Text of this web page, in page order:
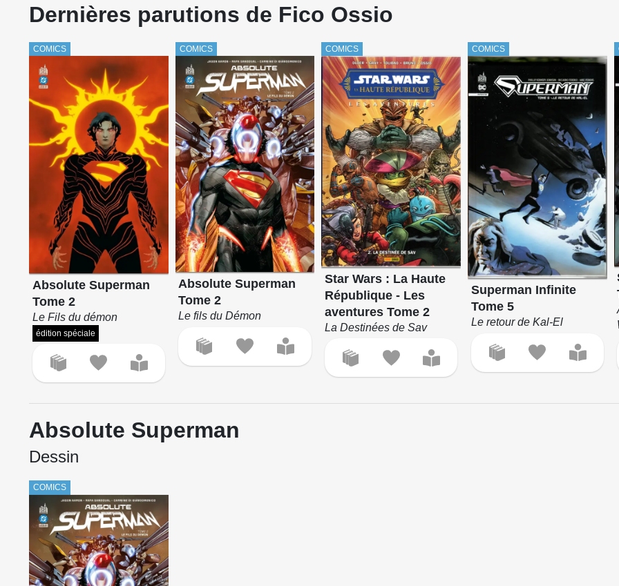
Dernières parutions de Fico Ossio
COMICS
Absolute Superman
Tome 2
Le Fils du démon
édition spéciale
COMICS
Absolute Superman
Tome 2
Le fils du Démon
COMICS
Star Wars : La Haute
République - Les
aventures Tome 2
La Destinées de Sav
COMICS
Superman Infinite
Tome 5
Le retour de Kal-El
Absolute Superman
Dessin
COMICS